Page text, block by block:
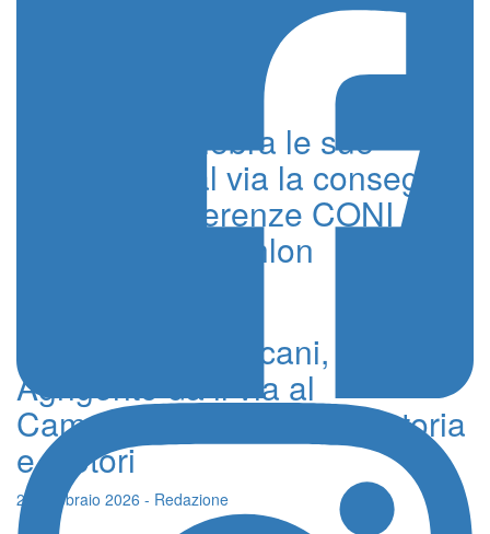
Agrigento celebra le sue
eccellenze, al via la consegna
delle Benemerenze CONI e
dei Premi Panathlon
2° Rally Monti Sicani,
Agrigento dà il via al
Campionato Siciliano tra storia
e motori
25 Febbraio 2026 - Redazione